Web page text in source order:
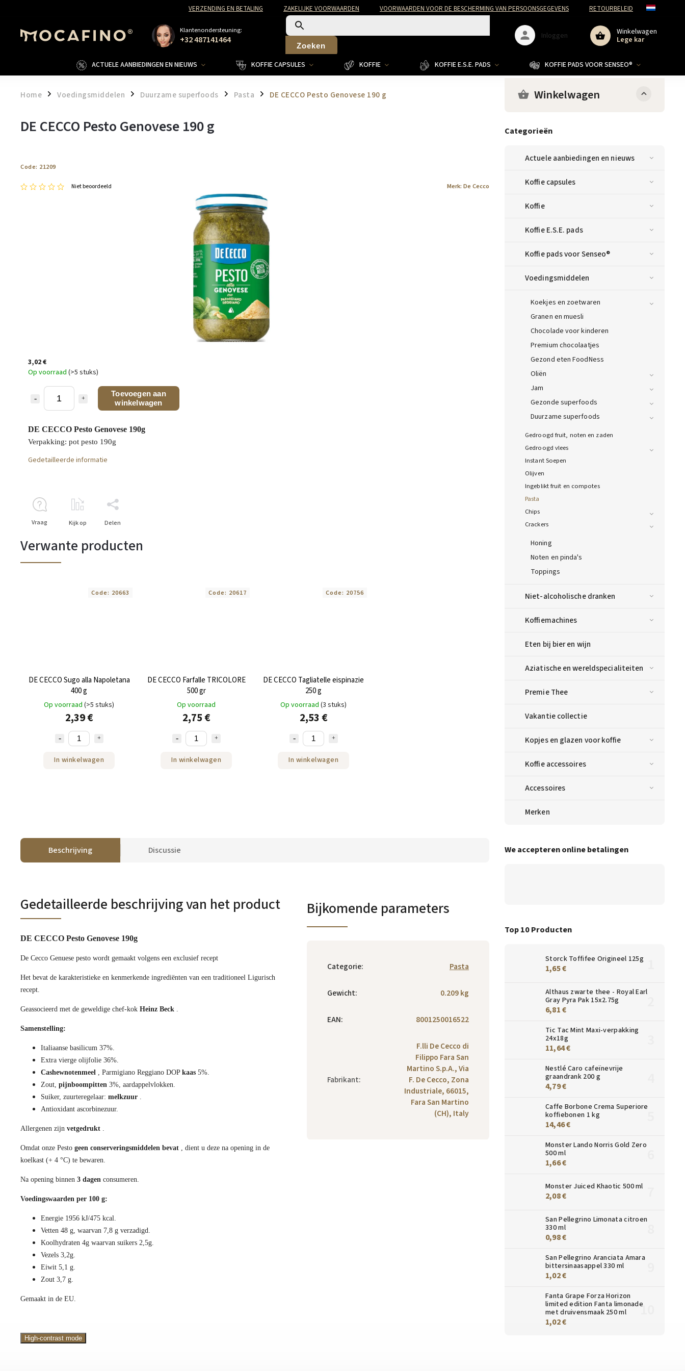
VERZENDING EN BETALING ZAKELIJKE VOORWAARDEN VOORWAARDEN VOOR DE BESCHERMING VAN PERSOONSGEGEVENS RETOURBELEID
Klantenondersteuning:
+32 487141464 Zoeken
Winkelwagen
Lege kar
Inloggen
ACTUELE AANBIEDINGEN EN NIEUWS KOFFIE CAPSULES KOFFIE KOFFIE E.S.E. PADS KOFFIE PADS VOOR SENSEO®
Home / Voedingsmiddelen / Duurzame superfoods / Pasta / DE CECCO Pesto Genovese 190 g Winkelwagen
Categorieën
Actuele aanbiedingen en nieuws
Koffie capsules
Koffie
Koffie E.S.E. pads
Koffie pads voor Senseo®
Voedingsmiddelen
Koekjes en zoetwaren
Granen en muesli
Chocolade voor kinderen
Premium chocolaatjes
Gezond eten FoodNess
Oliën
Jam
Gezonde superfoods
Duurzame superfoods
Gedroogd fruit, noten en zaden
Gedroogd vlees
Instant Soepen
Olijven
Ingeblikt fruit en compotes
Pasta
Chips
Crackers
Honing
Noten en pinda's
Toppings
Niet-alcoholische dranken
Koffiemachines
Eten bij bier en wijn
Aziatische en wereldspecialiteiten
Premie Thee
Vakantie collectie
Kopjes en glazen voor koffie
Koffie accessoires
Accessoires
Merken
We accepteren online betalingen
Top 10 Producten
Storck Toffifee Origineel 125g
1,65 €
Althaus zwarte thee - Royal Earl
Gray Pyra Pak 15x2.75g
6,81 €
Tic Tac Mint Maxi-verpakking
24x18g
11,64 €
Nestlé Caro cafeïnevrije
graandrank 200 g
4,79 €
Caffe Borbone Crema Superiore
koffiebonen 1 kg
14,46 €
Monster Lando Norris Gold Zero
500 ml
1,66 €
Monster Juiced Khaotic 500 ml
2,08 €
San Pellegrino Limonata citroen
330 ml
0,98 €
San Pellegrino Aranciata Amara
bittersinaasappel 330 ml
1,02 €
Fanta Grape Forza Horizon
limited edition Fanta limonade
met druivensmaak 250 ml
1,02 €
DE CECCO Pesto Genovese 190 g
Code: 21209
Niet beoordeeld Merk: De Cecco
3,02 €
Op voorraad (>5 stuks)
Toevoegen aan
winkelwagen
DE CECCO Pesto Genovese 190g
Verpakking: pot pesto 190g
Gedetailleerde informatie
Vraag Kijk op Delen
Verwante producten
DE CECCO Sugo alla Napoletana
400 g
Op voorraad (>5 stuks)
2,39 €
In winkelwagen
Code: 20663
DE CECCO Farfalle TRICOLORE
500 gr
Op voorraad
2,75 €
In winkelwagen
Code: 20617
DE CECCO Tagliatelle eispinazie
250 g
Op voorraad (3 stuks)
2,53 €
In winkelwagen
Code: 20756
Beschrijving Discussie
Gedetailleerde beschrijving van het product
DE CECCO Pesto Genovese 190g
De Cecco Genuese pesto wordt gemaakt volgens een exclusief recept
Het bevat de karakteristieke en kenmerkende ingrediënten van een traditioneel Ligurisch
recept.
Geassocieerd met de geweldige chef-kok Heinz Beck
Samenstelling:
Italiaanse basilicum 37%.
Extra vierge olijfolie 36%.
Cashewnotenmeel
, Parmigiano Reggiano DOP kaas 5%.
Zout, pijnboompitten 3%, aardappelvlokken.
Suiker, zuurteregelaar: melkzuur
Antioxidant ascorbinezuur.
Allergenen zijn vetgedrukt
Omdat onze Pesto geen conserveringsmiddelen bevat , dient u deze na opening in de
koelkast (+ 4 °C) te bewaren.
Na opening binnen 3 dagen consumeren.
Voedingswaarden per 100 g:
Energie 1956 kJ/475 kcal.
Vetten 48 g, waarvan 7,8 g verzadigd.
Koolhydraten 4g waarvan suikers 2,5g.
Vezels 3,2g.
Eiwit 5,1 g.
Zout 3,7 g.
Gemaakt in de EU.
Bijkomende parameters
Categorie: Pasta
Gewicht: 0.209 kg
EAN: 8001250016522
Fabrikant:
F.lli De Cecco di
Filippo Fara San
Martino S.p.A., Via
F. De Cecco, Zona
Industriale, 66015,
Fara San Martino
(CH), Italy
High-contrast mode